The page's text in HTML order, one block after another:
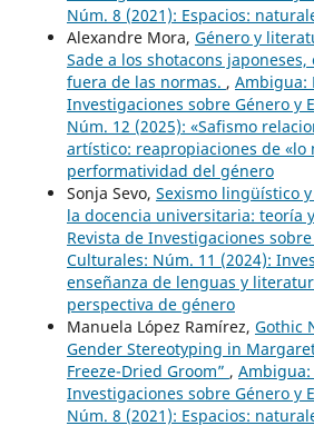
Núm. 8 (2021): Espacios:
Alexandre Mora, Género y
Sade a los shotacons
fuera de las normas. , Ambigua:
Investigaciones sobre Género y
Núm. 12 (2025): «Safismo
artístico: reapropiaciones de «lo
performatividad del género
Sonja Sevo, Sexismo lingüístico
la docencia universitaria: teoría
Revista de Investigaciones
Culturales: Núm. 11 (2024):
enseñanza de lenguas y
perspectiva de género
Manuela López Ramírez, Gothic
Gender Stereotyping in
Freeze-Dried Groom” , Ambigua:
Investigaciones sobre Género y
Núm. 8 (2021): Espacios: